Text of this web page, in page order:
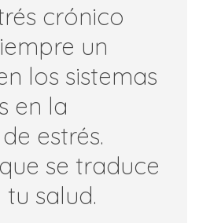
crónico
un
los sistemas
en la
estrés.
se traduce
salud.